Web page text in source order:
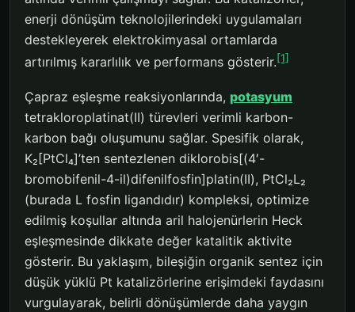
enerji dönüşüm teknolojilerindeki uygulamaları
destekleyerek elektrokimyasal ortamlarda
artırılmış kararlılık ve performans gösterir.[1]
Çapraz eşleşme reaksiyonlarında, potasyum
tetrakloroplatinat(II) türevleri verimli karbon-
karbon bağı oluşumunu sağlar. Spesifik olarak,
K₂[PtCl₄]’ten sentezlenen diklorobis[(4′-
bromobifenil-4-il)difenilfosfin]platin(II), PtCl₂L₂
(burada L fosfin ligandıdır) kompleksi, optimize
edilmiş koşullar altında aril halojenürlerin Heck
eşleşmesinde dikkate değer katalitik aktivite
gösterir. Bu yaklaşım, bileşiğin organik sentez için
düşük yüklü Pt katalizörlerine erişimdeki faydasını
vurgulayarak, belirli dönüşümlerde daha yaygın